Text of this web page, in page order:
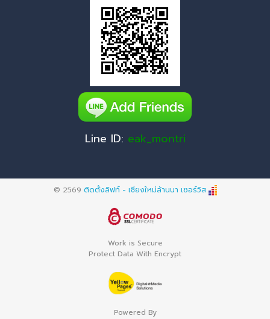
Line ID: eak_montri
© 2569 ติดตั้งลิฟท์ - เชียงใหม่ล้านนา เซอร์วิส
Work is Secure
Protect Data With Encrypt
Powered By